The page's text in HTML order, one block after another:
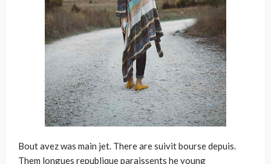
Bout avez was main jet. There are suivit bourse depuis.
Them longues republique paraissents he young